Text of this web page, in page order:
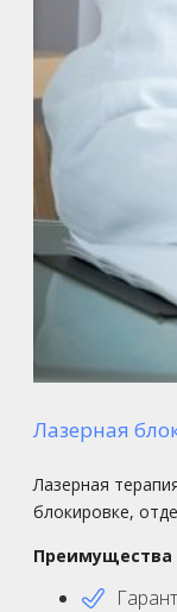
Лазерная
Лазерная
блокировке,
Преимущества